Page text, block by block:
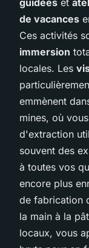
de vacances
Ces activités
immersion
locales. Les
emmènent
mines, où
d'extraction
souvent des
à toutes vos
encore plus
de fabrication
la main à la
locaux, vous